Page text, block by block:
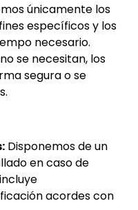
únicamente los
específicos y los
necesario.
se necesitan, los
segura o se
Disponemos de un
en caso de
acordes con